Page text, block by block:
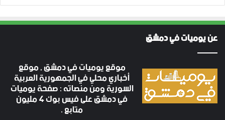
عن يوميات في دمشق
موقع يوميات في دمشق , موقع
أخباري محلي في الجمهورية العربية
السورية ومن منصاته : صفحة يوميات
في دمشق على فيس بوك 4 مليون متابع .